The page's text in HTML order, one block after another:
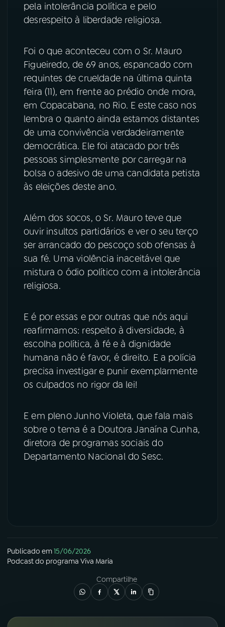
pela intolerância política e pelo
desrespeito à liberdade religiosa.
Foi o que aconteceu com o Sr. Mauro
Figueiredo, de 69 anos, espancado com
requintes de crueldade na última quinta
feira (11), em frente ao prédio onde mora,
em Copacabana, no Rio. E este caso nos
lembra o quanto ainda estamos distantes
de uma convivência verdadeiramente
democrática. Ele foi atacado por três
pessoas simplesmente por carregar na
bolsa o adesivo de uma candidata petista
às eleições deste ano.
Além dos socos, o Sr. Mauro teve que
ouvir insultos partidários e ver o seu terço
ser arrancado do pescoço sob ofensas à
sua fé. Uma violência inaceitável que
mistura o ódio político com a intolerância
religiosa.
E é por essas e por outras que nós aqui
reafirmamos: respeito à diversidade, à
escolha política, à fé e à dignidade
humana não é favor, é direito. E a polícia
precisa investigar e punir exemplarmente
os culpados no rigor da lei!
E em pleno Junho Violeta, que fala mais
sobre o tema é a Doutora Janaína Cunha,
diretora de programas sociais do
Departamento Nacional do Sesc.
Publicado em15/06/2026
Podcastdo programa Viva Maria
Compartilhe